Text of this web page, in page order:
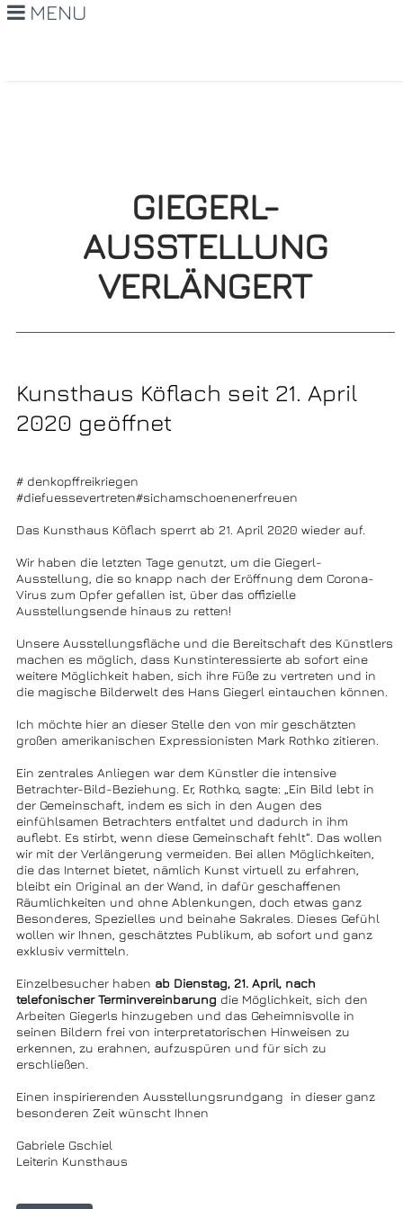
MENU
GIEGERL-
AUSSTELLUNG
VERLÄNGERT
Kunsthaus Köflach seit 21. April
2020 geöffnet
# denkopffreikriegen
#diefuessevertreten#sichamschoenenerfreuen
Das Kunsthaus Köflach sperrt ab 21. April 2020 wieder auf.
Wir haben die letzten Tage genutzt, um die Giegerl-
Ausstellung, die so knapp nach der Eröffnung dem Corona-
Virus zum Opfer gefallen ist, über das offizielle
Ausstellungsende hinaus zu retten!
Unsere Ausstellungsfläche und die Bereitschaft des Künstlers
machen es möglich, dass Kunstinteressierte ab sofort eine
weitere Möglichkeit haben, sich ihre Füße zu vertreten und in
die magische Bilderwelt des Hans Giegerl eintauchen können.
Ich möchte hier an dieser Stelle den von mir geschätzten
großen amerikanischen Expressionisten Mark Rothko zitieren.
Ein zentrales Anliegen war dem Künstler die intensive
Betrachter-Bild-Beziehung. Er, Rothko, sagte: „Ein Bild lebt in
der Gemeinschaft, indem es sich in den Augen des
einfühlsamen Betrachters entfaltet und dadurch in ihm
auflebt. Es stirbt, wenn diese Gemeinschaft fehlt“. Das wollen
wir mit der Verlängerung vermeiden. Bei allen Möglichkeiten,
die das Internet bietet, nämlich Kunst virtuell zu erfahren,
bleibt ein Original an der Wand, in dafür geschaffenen
Räumlichkeiten und ohne Ablenkungen, doch etwas ganz
Besonderes, Spezielles und beinahe Sakrales. Dieses Gefühl
wollen wir Ihnen, geschätztes Publikum, ab sofort und ganz
exklusiv vermitteln.
Einzelbesucher haben ab Dienstag, 21. April, nach
telefonischer Terminvereinbarung die Möglichkeit, sich den
Arbeiten Giegerls hinzugeben und das Geheimnisvolle in
seinen Bildern frei von interpretatorischen Hinweisen zu
erkennen, zu erahnen, aufzuspüren und für sich zu
erschließen.
Einen inspirierenden Ausstellungsrundgang in dieser ganz
besonderen Zeit wünscht Ihnen
Gabriele Gschiel
Leiterin Kunsthaus